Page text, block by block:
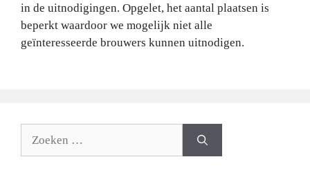
in de uitnodigingen. Opgelet, het aantal plaatsen is
beperkt waardoor we mogelijk niet alle
geïnteresseerde brouwers kunnen uitnodigen.